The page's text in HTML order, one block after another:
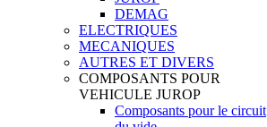
DEMAG
ELECTRIQUES
MECANIQUES
AUTRES ET DIVERS
COMPOSANTS POUR
VEHICULE JUROP
Composants pour le circuit